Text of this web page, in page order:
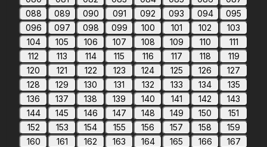
088
089 090 091 092 093 094
095
096
097 098 099 100 101 102
103
104
105 106 107 108 109 110
111
112
113 114 115 116 117 118
119
120
121 122 123 124 125 126
127
128
129 130 131 132 133 134
135
136
137 138 139 140 141 142
143
144
145 146 147 148 149 150
151
152
153 154 155 156 157 158
159
160
161 162 163 164 165 166
167